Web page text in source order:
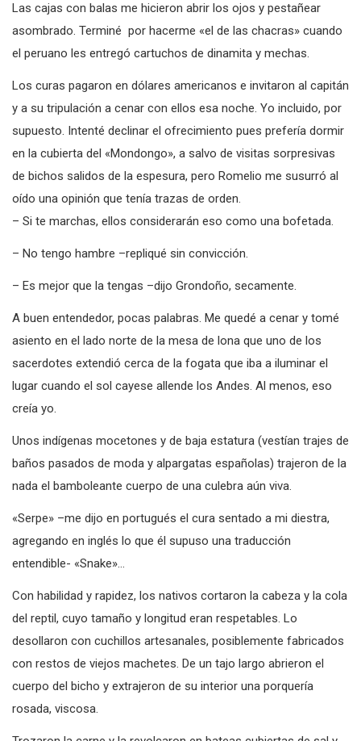
Las cajas con balas me hicieron abrir los ojos y pestañear
asombrado. Terminé por hacerme «el de las chacras» cuando
el peruano les entregó cartuchos de dinamita y mechas.
Los curas pagaron en dólares americanos e invitaron al capitán
y a su tripulación a cenar con ellos esa noche. Yo incluido, por
supuesto. Intenté declinar el ofrecimiento pues prefería dormir
en la cubierta del «Mondongo», a salvo de visitas sorpresivas
de bichos salidos de la espesura, pero Romelio me susurró al
oído una opinión que tenía trazas de orden.
– Si te marchas, ellos considerarán eso como una bofetada.
– No tengo hambre –repliqué sin convicción.
– Es mejor que la tengas –dijo Grondoño, secamente.
A buen entendedor, pocas palabras. Me quedé a cenar y tomé
asiento en el lado norte de la mesa de lona que uno de los
sacerdotes extendió cerca de la fogata que iba a iluminar el
lugar cuando el sol cayese allende los Andes. Al menos, eso
creía yo.
Unos indígenas mocetones y de baja estatura (vestían trajes de
baños pasados de moda y alpargatas españolas) trajeron de la
nada el bamboleante cuerpo de una culebra aún viva.
«Serpe» –me dijo en portugués el cura sentado a mi diestra,
agregando en inglés lo que él supuso una traducción
entendible- «Snake»…
Con habilidad y rapidez, los nativos cortaron la cabeza y la cola
del reptil, cuyo tamaño y longitud eran respetables. Lo
desollaron con cuchillos artesanales, posiblemente fabricados
con restos de viejos machetes. De un tajo largo abrieron el
cuerpo del bicho y extrajeron de su interior una porquería
rosada, viscosa.